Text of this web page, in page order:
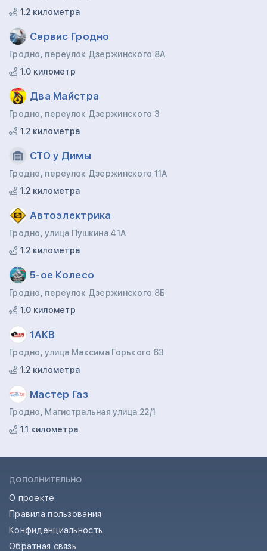
1.2 километра
Сервис Гродно
Гродно, переулок Дзержинского 8А
1.0 километр
Два Майстра
Гродно, переулок Дзержинского 3
1.2 километра
СТО у Димы
Гродно, переулок Дзержинского 11А
1.2 километра
Автоэлектрика
Гродно, улица Пушкина 41А
1.2 километра
5-ое Колесо
Гродно, переулок Дзержинского 8Б
1.0 километр
1AKB
Гродно, улица Максима Горького 63
1.2 километра
Мастер Газ
Гродно, Магистральная улица 22/1
1.1 километра
ДОПОЛНИТЕЛЬНО
О проекте
Правила пользования
Конфиденциальность
Обратная связь